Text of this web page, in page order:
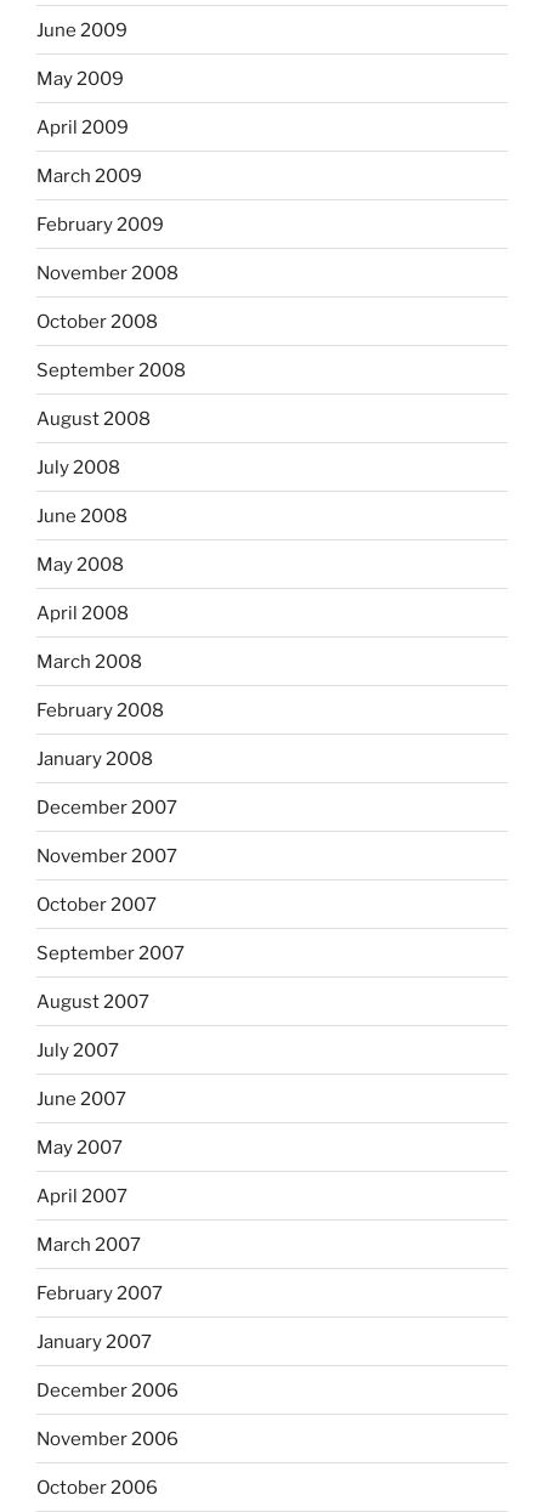
June 2009
May 2009
April 2009
March 2009
February 2009
November 2008
October 2008
September 2008
August 2008
July 2008
June 2008
May 2008
April 2008
March 2008
February 2008
January 2008
December 2007
November 2007
October 2007
September 2007
August 2007
July 2007
June 2007
May 2007
April 2007
March 2007
February 2007
January 2007
December 2006
November 2006
October 2006